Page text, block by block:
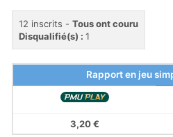
12 inscrits - Tous ont couru
Disqualifié(s) : 1
Rapport en jeu
3,20 €